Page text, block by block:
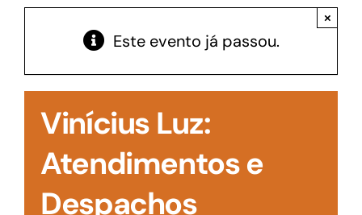
Acesso à Informação
Este evento já passou.
×
Vinícius Luz:
Atendimentos e
Despachos